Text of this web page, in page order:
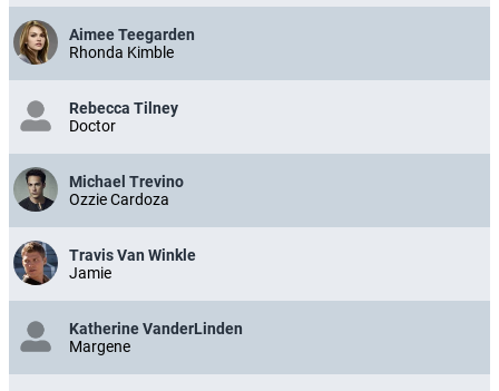
Aimee Teegarden
Rhonda Kimble
Rebecca Tilney
Doctor
Michael Trevino
Ozzie Cardoza
Travis Van Winkle
Jamie
Katherine VanderLinden
Margene